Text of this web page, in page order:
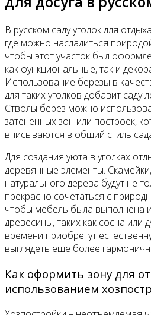
В русском саду уголок для
где можно насладиться
чтобы этот участок был
как функциональные, так и
Использование березы в
для таких уголков добавит саду
Стволы берез можно
затененных зон или построек,
вписываются в общий стиль
Для создания уюта в уголках
деревянные элементы.
натурального дерева будут не
прекрасно сочетаться с
чтобы мебель была выполнена
древесины, таких как сосна или
времени приобретут
выглядеть еще более
Как оформить зону для
использованием